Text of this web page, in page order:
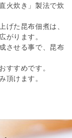
火炊き」製法で炊
げた昆布佃煮は、
がります。
させる事で、昆布
すすめです。
頂けます。